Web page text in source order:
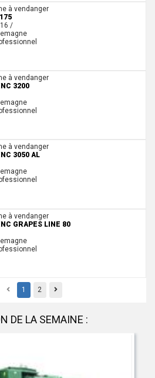
à vendanger
/
à vendanger
3200
à vendanger
3050 AL
à vendanger
GRAPES LINE 80
Previous
1 2 Previous
DE LA SEMAINE :